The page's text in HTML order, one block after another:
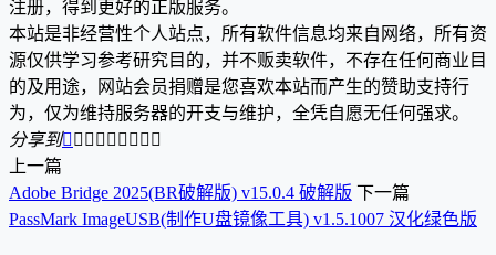
注册，得到更好的正版服务。
本站是非经营性个人站点，所有软件信息均来自网络，所有资
源仅供学习参考研究目的，并不贩卖软件，不存在任何商业目
的及用途，网站会员捐赠是您喜欢本站而产生的赞助支持行
为，仅为维持服务器的开支与维护，全凭自愿无任何强求。
分享到        
上一篇
Adobe Bridge 2025(BR破解版) v15.0.4 破解版 下一篇
PassMark ImageUSB(制作U盘镜像工具) v1.5.1007 汉化绿色版